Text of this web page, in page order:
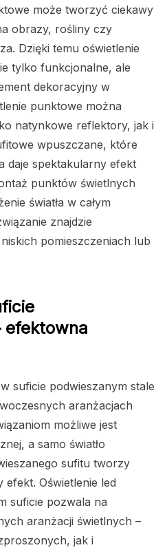
może tworzyć ciekawy
obrazy, rośliny czy
Dzięki temu oświetlenie
tylko funkcjonalne, ale
dekoracyjny w
punktowe można
natynkowe reflektory, jak i
wpuszczane, które
daje spektakularny efekt
punktów świetlnych
światła w całym
znajdzie
pomieszczeniach lub
efektowna
suficie podwieszanym stale
aranżacjach
możliwe jest
a samo światło
sufitu tworzy
Oświetlenie led
suficie pozwala na
aranżacji świetlnych –
jak i